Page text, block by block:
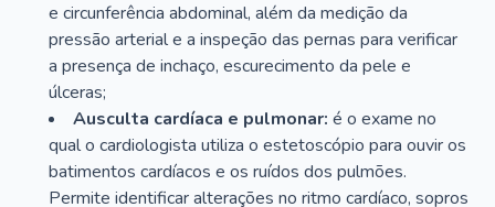
e circunferência abdominal, além da medição da
pressão arterial e a inspeção das pernas para verificar
a presença de inchaço, escurecimento da pele e
úlceras;
Ausculta cardíaca e pulmonar: é o exame no
qual o cardiologista utiliza o estetoscópio para ouvir os
batimentos cardíacos e os ruídos dos pulmões.
Permite identificar alterações no ritmo cardíaco, sopros